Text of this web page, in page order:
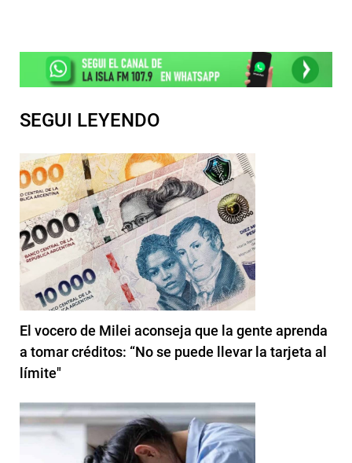
SEGUI LEYENDO
El vocero de Milei aconseja que la gente aprenda
a tomar créditos: “No se puede llevar la tarjeta al
límite"